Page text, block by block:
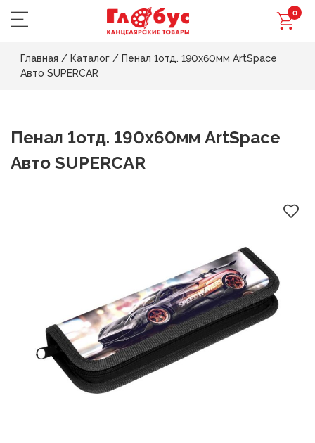
0
Главная / Каталог / Пенал 1отд. 190х60мм ArtSpace
Авто SUPERCAR
Пенал 1отд. 190х60мм ArtSpace
Авто SUPERCAR